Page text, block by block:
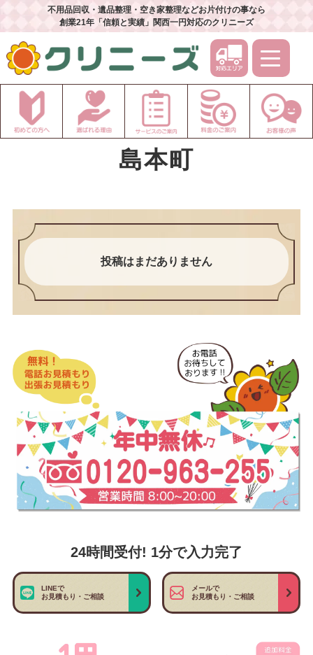
不用品回収・遺品整理・空き家整理などお片付けの事なら
創業21年「信頼と実績」関西一円対応のクリニーズ
島本町
投稿はまだありません
24時間受付! 1分で入力完了
LINEで
お見積もり・ご相談
メールで
お見積もり・ご相談